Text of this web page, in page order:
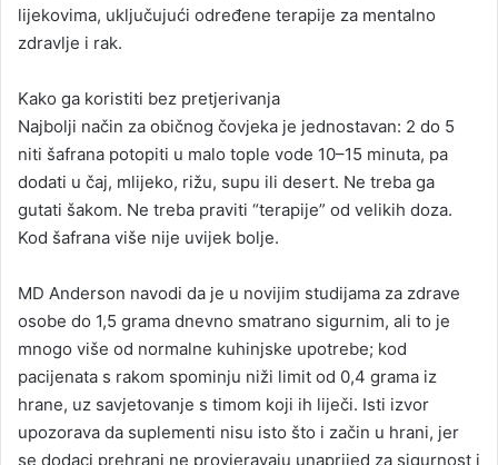
lijekovima, uključujući određene terapije za mentalno
zdravlje i rak.
Kako ga koristiti bez pretjerivanja
Najbolji način za običnog čovjeka je jednostavan: 2 do 5
niti šafrana potopiti u malo tople vode 10–15 minuta, pa
dodati u čaj, mlijeko, rižu, supu ili desert. Ne treba ga
gutati šakom. Ne treba praviti “terapije” od velikih doza.
Kod šafrana više nije uvijek bolje.
MD Anderson navodi da je u novijim studijama za zdrave
osobe do 1,5 grama dnevno smatrano sigurnim, ali to je
mnogo više od normalne kuhinjske upotrebe; kod
pacijenata s rakom spominju niži limit od 0,4 grama iz
hrane, uz savjetovanje s timom koji ih liječi. Isti izvor
upozorava da suplementi nisu isto što i začin u hrani, jer
se dodaci prehrani ne provjeravaju unaprijed za sigurnost i